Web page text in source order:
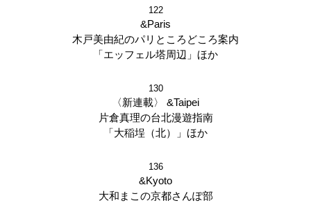
122
&Paris
木戸美由紀のパリところどころ案内
「エッフェル塔周辺」ほか
130
〈新連載〉 &Taipei
片倉真理の台北漫遊指南
「大稲埕（北）」ほか
136
&Kyoto
大和まこの京都さんぽ部